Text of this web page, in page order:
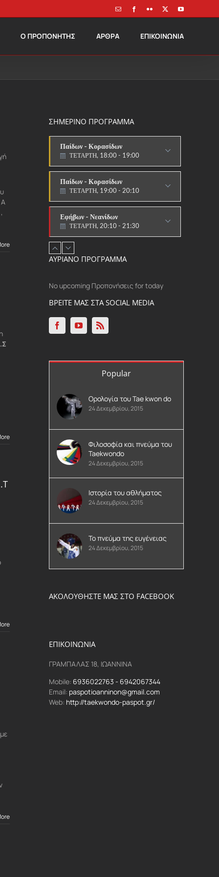
Email FacebookFlickr YouTube
Ο ΠΡΟΠΟΝΗΤΗΣ ΑΡΘΡΑ ΕΠΙΚΟΙΝΩΝΙΑ
ΣΗΜΕΡΙΝΟ ΠΡΟΓΡΑΜΜΑ
ΤΕΤΑΡΤΗ, 18:00 - 19:00
ΠΑΡΑΔΟΣΙΑΚΟ
Παίδων - Κορασίδων
ΤΕΤΑΡΤΗ, 19:00 - 20:10
ΣΤΟΧΟΙ-ΑΣΠΙΔΕΣ
Εφήβων - Νεανίδων
ΤΕΤΑΡΤΗ, 20:10 - 21:30
ΑΓΩΝΙΣΤΙΚΟ
Ανδρών - Γυναικών
ΤΕΤΑΡΤΗ, 20:15 - 21:30
ΑΓΩΝΙΣΤΙΚΟ
Aρχάριοι
ΑΥΡΙΑΝΟ ΠΡΟΓΡΑΜΜΑ
No upcoming Προπονήσεις for today
ΒΡΕΙΤΕ ΜΑΣ ΣΤΑ SOCIAL MEDIA
Popular
Ορολογία του Tae kwon do
24 Δεκεμβρίου, 2015
Φιλοσοφία και πνεύμα του
Taekwondo
24 Δεκεμβρίου, 2015
Ιστορία του αθλήματος
24 Δεκεμβρίου, 2015
Το πνεύμα της ευγένειας
24 Δεκεμβρίου, 2015
ΑΚΟΛΟΥΘΗΣΤΕ ΜΑΣ ΣΤΟ FACEBOOK
ΕΠΙΚΟΙΝΩΝΙΑ
ΓΡΑΜΠΑΛΑΣ 18, ΙΩΑΝΝΙΝΑ
Mobile: 6936022763 - 6942067344
Email: paspotioanninon@gmail.com
Web: http://taekwondo-paspot.gr/